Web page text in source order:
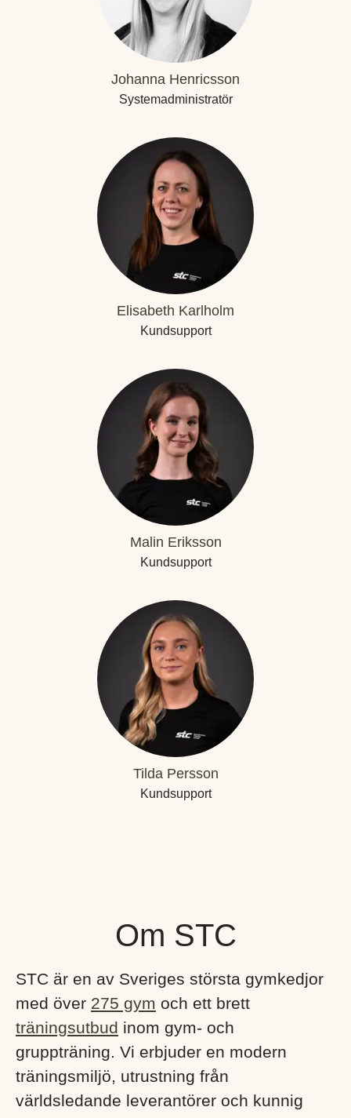
Johanna Henricsson
Systemadministratör
Elisabeth Karlholm
Kundsupport
Malin Eriksson
Kundsupport
Tilda Persson
Kundsupport
Om STC
STC är en av Sveriges största gymkedjor
med över 275 gym och ett brett
träningsutbud inom gym- och
gruppträning. Vi erbjuder en modern
träningsmiljö, utrustning från
världsledande leverantörer och kunnig